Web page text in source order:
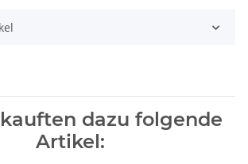
dazu folgende
Artikel: